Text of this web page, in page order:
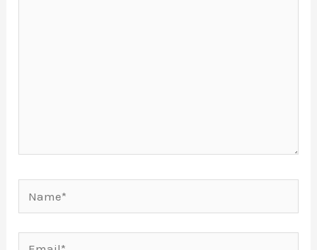
Email*